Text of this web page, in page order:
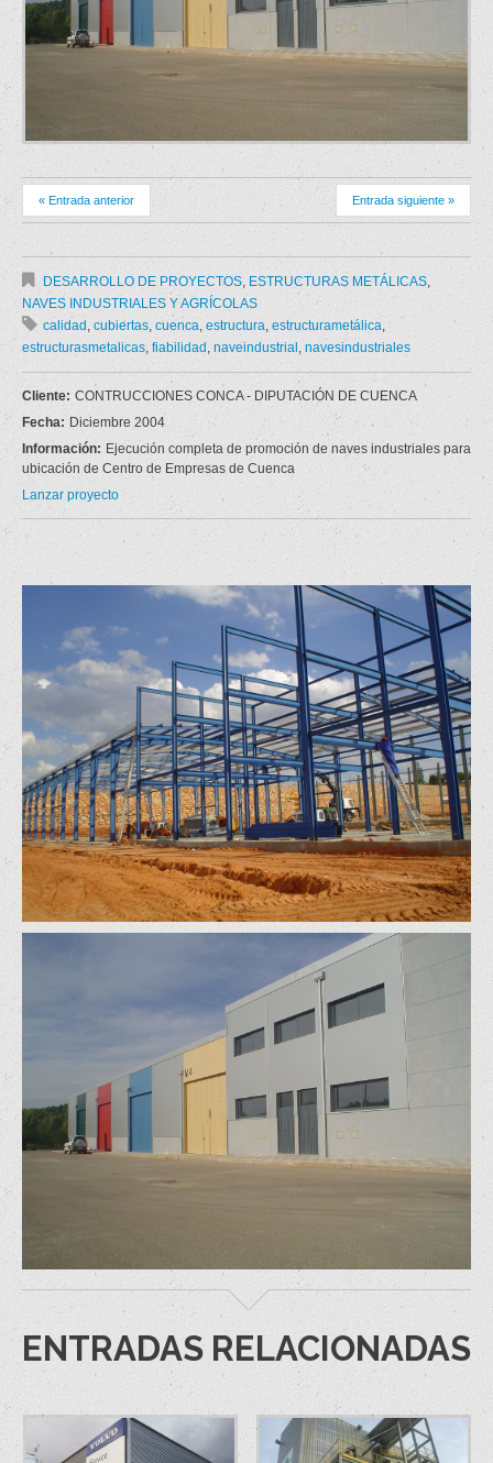
« Entrada anterior Entrada siguiente »
DESARROLLO DE PROYECTOS ESTRUCTURAS METÁLICAS
NAVES INDUSTRIALES Y AGRÍCOLAS
calidad cubiertas, cuenca estructura estructurametálica
estructurasmetalicas fiabilidad naveindustrial navesindustriales
Cliente: CONTRUCCIONES CONCA - DIPUTACIÓN DE CUENCA
Fecha: Diciembre 2004
Información: Ejecución completa de promoción de naves industriales para
ubicación de Centro de Empresas de Cuenca
Lanzar proyecto
ENTRADAS RELACIONADAS